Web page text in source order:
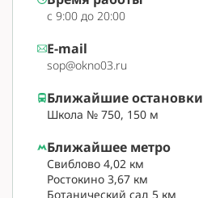
с 9:00 до 20:00
E-mail
sop@okno03.ru
Ближайшее метро
Свиблово 4,02 км
Ростокино 3,67 км
Ботанический сад 5 км
Ближайшие остановки
Школа № 750, 150 м